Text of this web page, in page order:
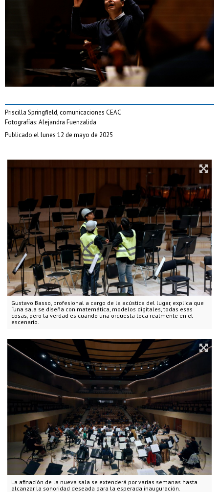
Gustavo Basso, profesional a cargo de la acústica del lugar, explica que
“una sala se diseña con matemática, modelos digitales, todas esas
cosas, pero la verdad es cuando una orquesta toca realmente en el
escenario.
La afinación de la nueva sala se extenderá por varias semanas hasta
alcanzar la sonoridad deseada para la esperada inauguración.
Priscilla Springfield, comunicaciones CEAC
Fotografías: Alejandra Fuenzalida
Publicado el lunes 12 de mayo de 2025